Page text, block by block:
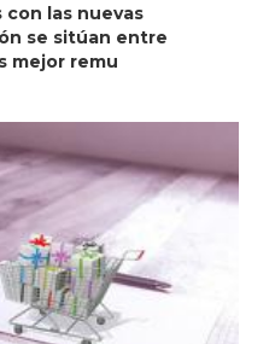
las nuevas
se sitúan entre
mejor remu